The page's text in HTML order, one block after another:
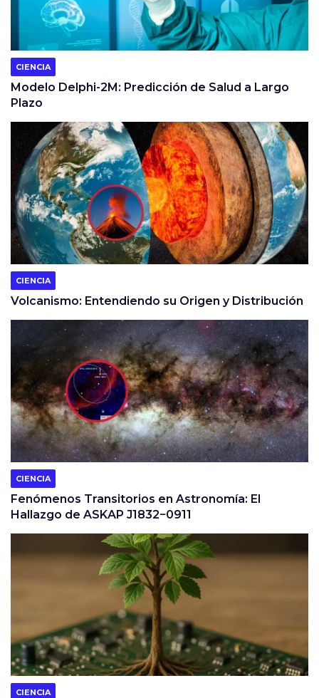
CIENCIA
Modelo Delphi-2M: Predicción de Salud a Largo
Plazo
CIENCIA
Volcanismo: Entendiendo su Origen y Distribución
CIENCIA
Fenómenos Transitorios en Astronomía: El
Hallazgo de ASKAP J1832−0911
CIENCIA